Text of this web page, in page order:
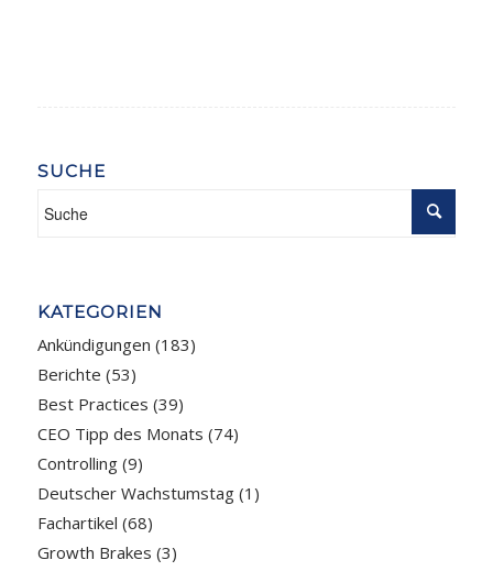
SUCHE
KATEGORIEN
Ankündigungen (183)
Berichte (53)
Best Practices (39)
CEO Tipp des Monats (74)
Controlling(9)
Deutscher Wachstumstag(1)
Fachartikel (68)
Growth Brakes (3)